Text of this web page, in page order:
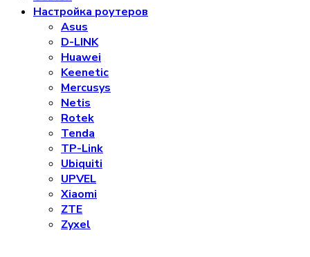
Настройка роутеров
Asus
D-LINK
Huawei
Keenetic
Mercusys
Netis
Rotek
Tenda
TP-Link
Ubiquiti
UPVEL
Xiaomi
ZTE
Zyxel